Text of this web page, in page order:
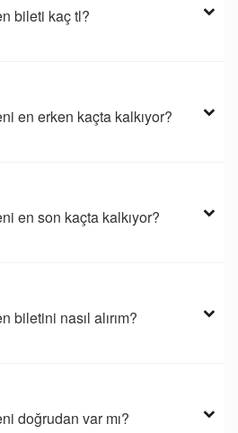
bileti kaç tl?
en erken kaçta kalkıyor?
en son kaçta kalkıyor?
biletini nasıl alırım?
doğrudan var mı?